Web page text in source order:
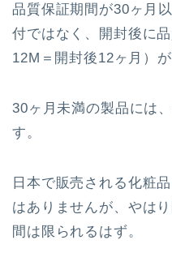
品質保証期間が30ヶ月
付ではなく、開封後に
12M＝開封後12ヶ月）
30ヶ月未満の製品には
す。
日本で販売される化粧
はありませんが、やは
間は限られるはず。